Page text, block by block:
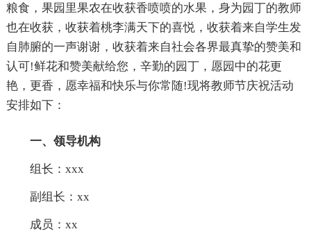
粮食，果园里果农在收获香喷喷的水果，身为园丁的教师
也在收获，收获着桃李满天下的喜悦，收获着来自学生发
自肺腑的一声谢谢，收获着来自社会各界最真挚的赞美和
认可!鲜花和赞美献给您，辛勤的园丁，愿园中的花更
艳，更香，愿幸福和快乐与你常随!现将教师节庆祝活动
安排如下：
一、领导机构
组长：xxx
副组长：xx
成员：xx